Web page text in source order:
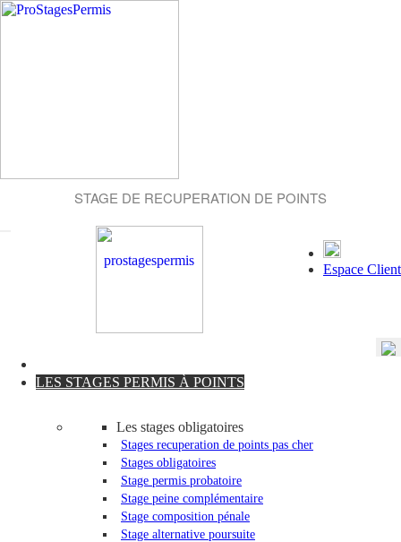
STAGE DE RECUPERATION DE POINTS
Espace Client
LES STAGES PERMIS À POINTS
Les stages obligatoires
Stages recuperation de points pas cher
Stages obligatoires
Stage permis probatoire
Stage peine complémentaire
Stage composition pénale
Stage alternative poursuite